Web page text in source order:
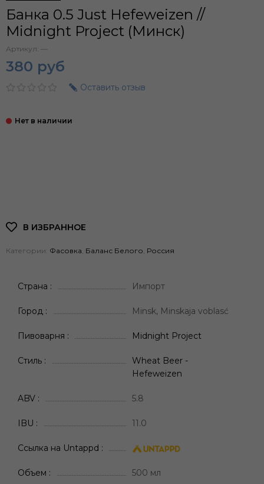
Банка 0.5 Just Hefeweizen //
Midnight Project (Минск)
Артикул: —
380 руб
Оставить отзыв
Категории: Фасовка Баланс Белого Россия
Страна Импорт
Город Minsk, Minskaja voblasć
Пивоварня Midnight Project
Стиль
Wheat Beer -
Hefeweizen
ABV 5.8
IBU 11.0
Ссылка на Untappd
Объем 500 мл